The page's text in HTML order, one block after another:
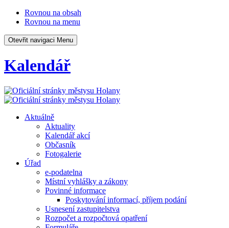
Rovnou na obsah
Rovnou na menu
Otevřit navigaci Menu
Kalendář
Aktuálně
Aktuality
Kalendář akcí
Občasník
Fotogalerie
Úřad
e-podatelna
Místní vyhlášky a zákony
Povinné informace
Poskytování informací, příjem podání
Usnesení zastupitelstva
Rozpočet a rozpočtová opatření